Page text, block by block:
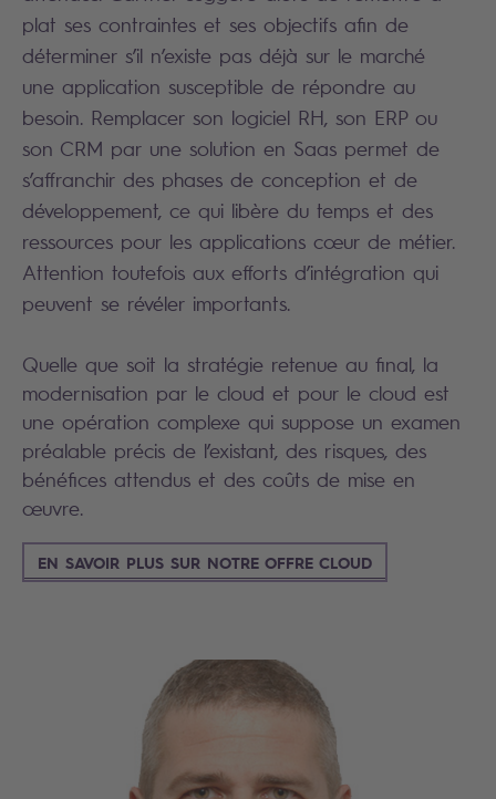
plat ses contraintes et ses objectifs afin de
déterminer s’il n’existe pas déjà sur le marché
une application susceptible de répondre au
besoin. Remplacer son logiciel RH, son ERP ou
son CRM par une solution en Saas permet de
s’affranchir des phases de conception et de
développement, ce qui libère du temps et des
ressources pour les applications cœur de métier.
Attention toutefois aux efforts d’intégration qui
peuvent se révéler importants.
Quelle que soit la stratégie retenue au final, la
modernisation par le cloud et pour le cloud est
une opération complexe qui suppose un examen
préalable précis de l’existant, des risques, des
bénéfices attendus et des coûts de mise en
œuvre.
EN SAVOIR PLUS SUR NOTRE OFFRE CLOUD